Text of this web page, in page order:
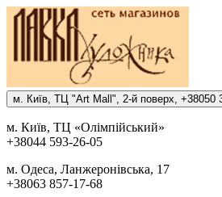
м. Киïв, ТЦ "Art Mall", 2-й поверх, +38050
м. Киïв, ТЦ «Олiмпiйський»
+38044 593-26-05
м. Одеса, Ланжеронiвська, 17
+38063 857-17-68